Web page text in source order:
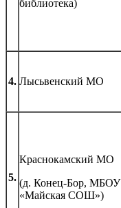
библиотека)
4. Лысьвенский МО
5.
Краснокамский МО
(д. Конец-Бор, МБОУ
«Майская СОШ»)